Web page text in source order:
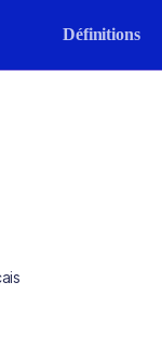
Définitions